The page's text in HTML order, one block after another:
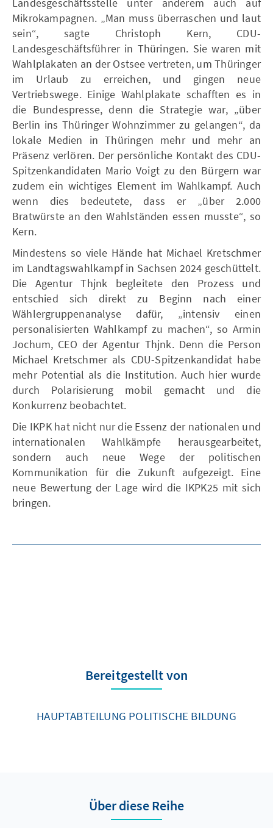
Mikrokampagnen. „Man muss überraschen und laut
sein“, sagte Christoph Kern, CDU-
Landesgeschäftsführer in Thüringen. Sie waren mit
Wahlplakaten an der Ostsee vertreten, um Thüringer
im Urlaub zu erreichen, und gingen neue
Vertriebswege. Einige Wahlplakate schafften es in
die Bundespresse, denn die Strategie war, „über
Berlin ins Thüringer Wohnzimmer zu gelangen“, da
lokale Medien in Thüringen mehr und mehr an
Präsenz verlören. Der persönliche Kontakt des CDU-
Spitzenkandidaten Mario Voigt zu den Bürgern war
zudem ein wichtiges Element im Wahlkampf. Auch
wenn dies bedeutete, dass er „über 2.000
Bratwürste an den Wahlständen essen musste“, so
Kern.
Mindestens so viele Hände hat Michael Kretschmer
im Landtagswahlkampf in Sachsen 2024 geschüttelt.
Die Agentur Thjnk begleitete den Prozess und
entschied sich direkt zu Beginn nach einer
Wählergruppenanalyse dafür, „intensiv einen
personalisierten Wahlkampf zu machen“, so Armin
Jochum, CEO der Agentur Thjnk. Denn die Person
Michael Kretschmer als CDU-Spitzenkandidat habe
mehr Potential als die Institution. Auch hier wurde
durch Polarisierung mobil gemacht und die
Konkurrenz beobachtet.
Die IKPK hat nicht nur die Essenz der nationalen und
internationalen Wahlkämpfe herausgearbeitet,
sondern auch neue Wege der politischen
Kommunikation für die Zukunft aufgezeigt. Eine
neue Bewertung der Lage wird die IKPK25 mit sich
bringen.
Bereitgestellt von
HAUPTABTEILUNG POLITISCHE BILDUNG
Über diese Reihe